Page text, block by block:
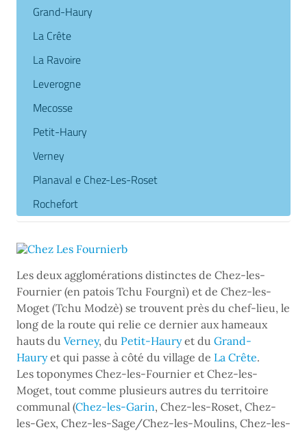
Grand-Haury
La Crête
La Ravoire
Leverogne
Mecosse
Petit-Haury
Verney
Planaval e Chez-Les-Roset
Rochefort
Les deux agglomérations distinctes de Chez-les-
Fournier (en patois Tchu Fourgnì) et de Chez-les-
Moget (Tchu Modzè) se trouvent près du chef-lieu, le
long de la route qui relie ce dernier aux hameaux
hauts du Verney, du Petit-Hauryet du Grand-
Hauryet qui passe à côté du village de La Crête.
Les toponymes Chez-les-Fournier et Chez-les-
Moget, tout comme plusieurs autres du territoire
communal (Chez-les-Garin, Chez-les-Roset, Chez-
les-Gex, Chez-les-Sage/Chez-les-Moulins, Chez-les-